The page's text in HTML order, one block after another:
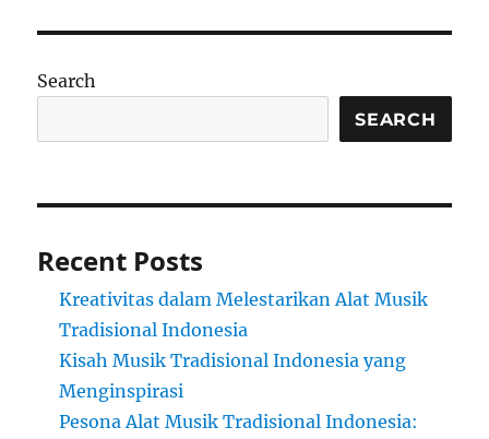
Search
SEARCH
Recent Posts
Kreativitas dalam Melestarikan Alat Musik
Tradisional Indonesia
Kisah Musik Tradisional Indonesia yang
Menginspirasi
Pesona Alat Musik Tradisional Indonesia: